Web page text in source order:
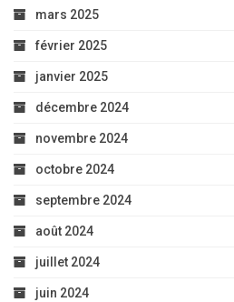
mars 2025
février 2025
janvier 2025
décembre 2024
novembre 2024
octobre 2024
septembre 2024
août 2024
juillet 2024
juin 2024